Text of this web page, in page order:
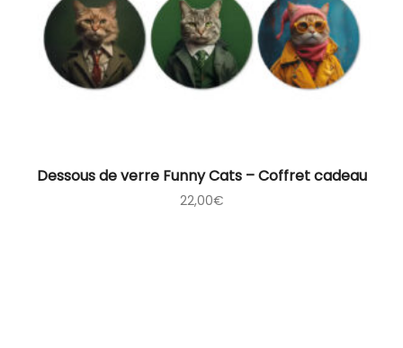
Dessous de verre Funny Cats – Coffret cadeau
22,00€